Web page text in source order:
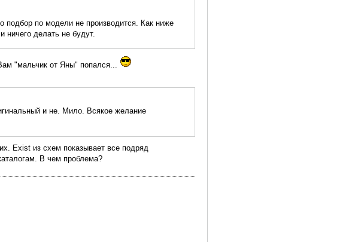
подбор по модели не производится. Как ниже
ничего делать не будут.
"мальчик от Яны" попался...
и не. Мило. Всякое желание
Exist из схем показывает все подряд
В чем проблема?